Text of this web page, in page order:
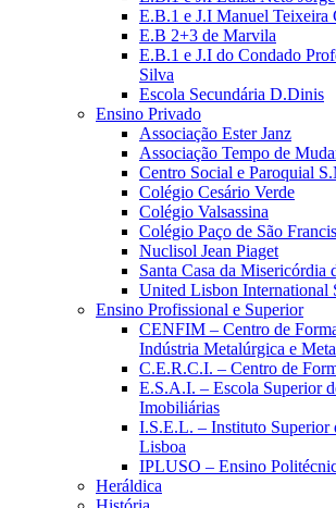
E.B.1 e J.I Manuel Teixeira
E.B 2+3 de Marvila
E.B.1 e J.I do Condado
Silva
Escola Secundária D.Dinis
Ensino Privado
Associação Ester Janz
Associação Tempo de
Centro Social e Paroquial
Colégio Cesário Verde
Colégio Valsassina
Colégio Paço de São
Nuclisol Jean Piaget
Santa Casa da Misericórdia
United Lisbon International
Ensino Profissional e Superior
CENFIM – Centro de
Indústria Metalúrgica e
C.E.R.C.I. – Centro de
E.S.A.I. – Escola Superior
Imobiliárias
I.S.E.L. – Instituto Superior
Lisboa
IPLUSO – Ensino
Heráldica